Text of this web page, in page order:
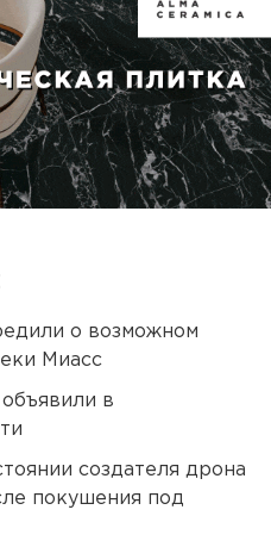
о возможном
Миасс
в
создателя дрона
покушения под